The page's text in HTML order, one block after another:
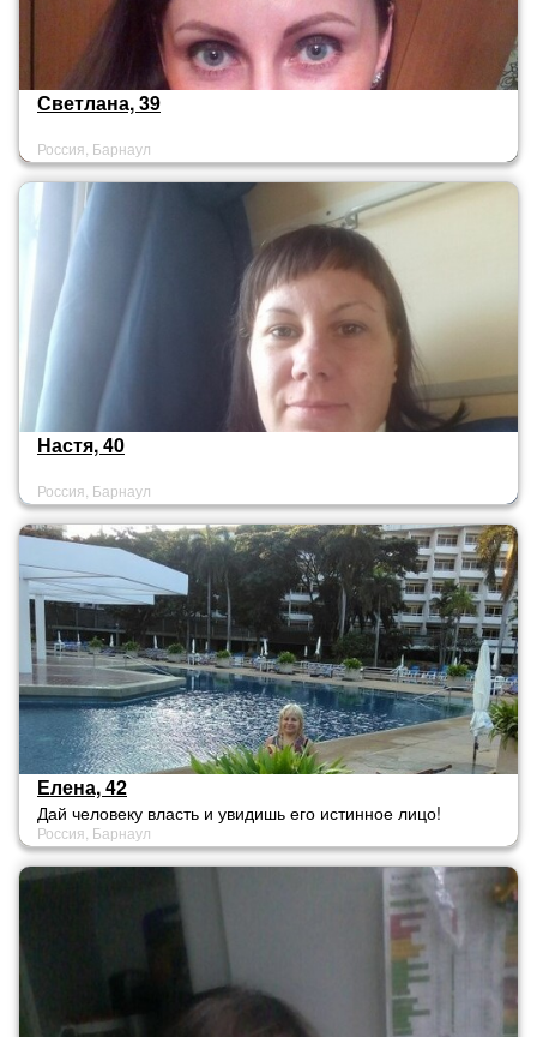
Светлана, 39
Россия, Барнаул
Настя, 40
Россия, Барнаул
Елена, 42
Дай человеку власть и увидишь его истинное лицо!
Многие люди после взлёта забывают с кем ползали... и
какими были.
Россия, Барнаул